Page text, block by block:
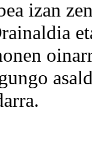
izan